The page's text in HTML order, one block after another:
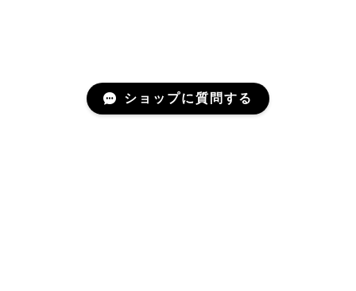
ショップに質問する